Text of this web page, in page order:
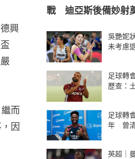
興
而
因
戰 迪亞斯後備妙射
吳艷妮
未考慮
足球轉
歷查：
足球轉
年 曾清
英超｜